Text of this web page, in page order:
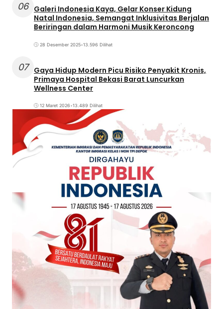
06 Galeri Indonesia Kaya, Gelar Konser Kidung
Natal Indonesia, Semangat Inklusivitas Berjalan
Beriringan dalam Harmoni Musik Keroncong
28 Desember 2025•13.596 Dilihat
07
Gaya Hidup Modern Picu Risiko Penyakit Kronis,
Primaya Hospital Bekasi Barat Luncurkan
Wellness Center
12 Maret 2026•13.489 Dilihat